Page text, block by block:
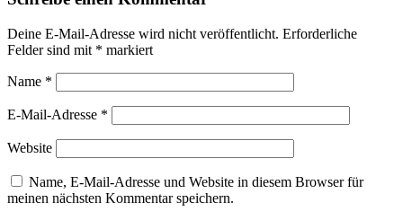
Deine E-Mail-Adresse wird nicht veröffentlicht. Erforderliche
Felder sind mit * markiert
Name *
E-Mail-Adresse *
Website
Name, E-Mail-Adresse und Website in diesem Browser für
meinen nächsten Kommentar speichern.